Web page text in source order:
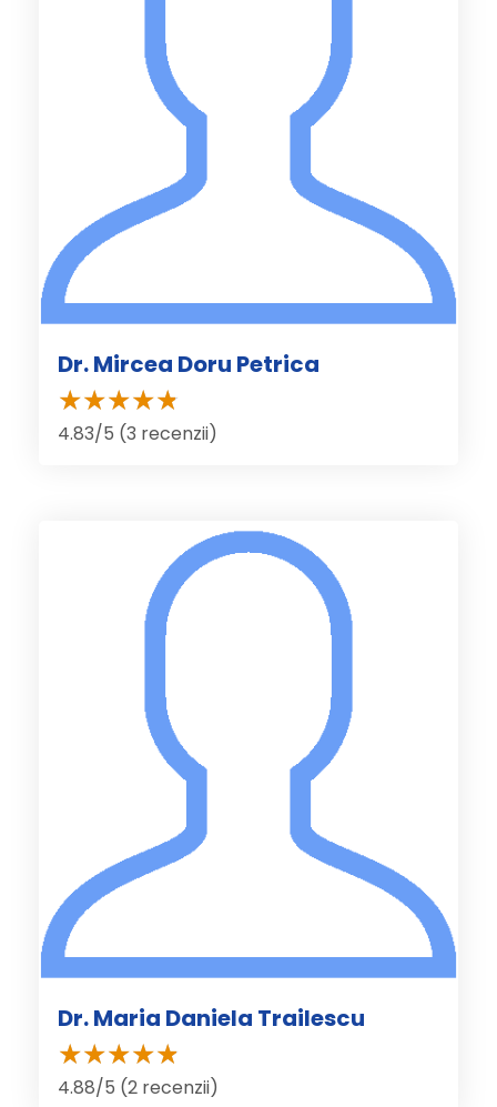
Dr. Mircea Doru Petrica
4.83/5 (3 recenzii)
Dr. Maria Daniela Trailescu
4.88/5 (2 recenzii)